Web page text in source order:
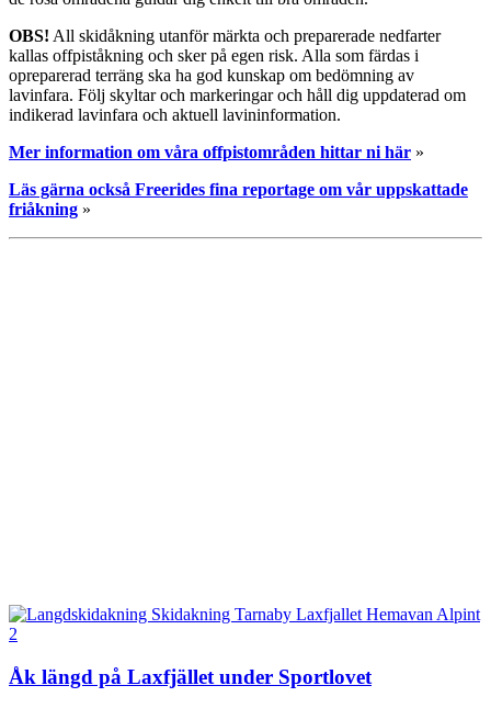
OBS! All skidåkning utanför märkta och preparerade nedfarter
kallas offpiståkning och sker på egen risk. Alla som färdas i
opreparerad terräng ska ha god kunskap om bedömning av
lavinfara. Följ skyltar och markeringar och håll dig uppdaterad om
indikerad lavinfara och aktuell lavininformation.
Mer information om våra offpistområden hittar ni här »
Läs gärna också Freerides fina reportage om vår uppskattade
friåkning »
Åk längd på Laxfjället under Sportlovet